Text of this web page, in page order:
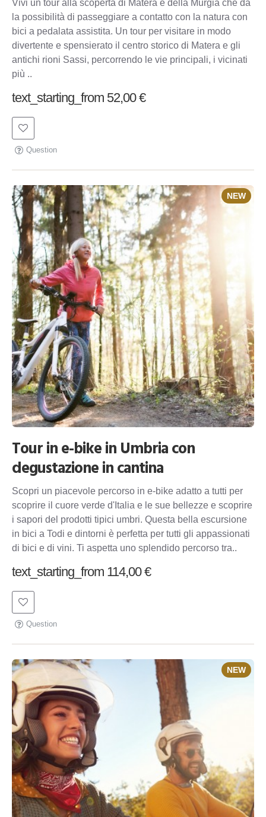
Vivi un tour alla scoperta di Matera e della Murgia che dà
la possibilità di passeggiare a contatto con la natura con
bici a pedalata assistita. Un tour per visitare in modo
divertente e spensierato il centro storico di Matera e gli
antichi rioni Sassi, percorrendo le vie principali, i vicinati
più ..
text_starting_from 52,00 €
Question
NEW
Tour in e-bike in Umbria con
degustazione in cantina
Scopri un piacevole percorso in e-bike adatto a tutti per
scoprire il cuore verde d'Italia e le sue bellezze e scoprire
i sapori del prodotti tipici umbri. Questa bella escursione
in bici a Todi e dintorni è perfetta per tutti gli appassionati
di bici e di vini. Ti aspetta uno splendido percorso tra..
text_starting_from 114,00 €
Question
NEW